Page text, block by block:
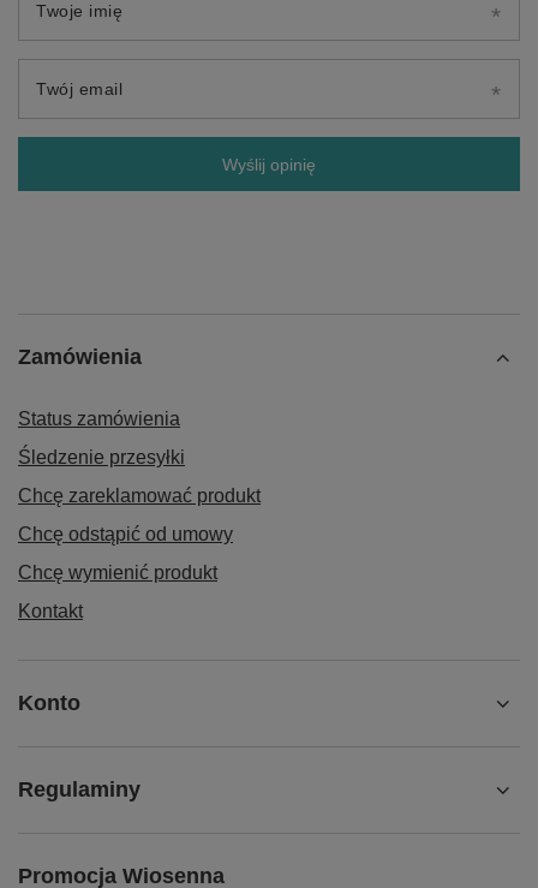
Twoje imię
Twój email
Wyślij opinię
Zamówienia
Status zamówienia
Śledzenie przesyłki
Chcę zareklamować produkt
Chcę odstąpić od umowy
Chcę wymienić produkt
Kontakt
Konto
Regulaminy
Promocja Wiosenna